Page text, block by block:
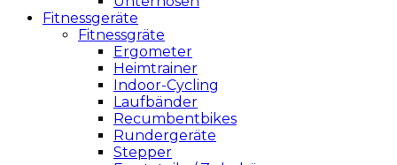
Fitnessgeräte
Fitnessgräte
Ergometer
Heimtrainer
Indoor-Cycling
Laufbänder
Recumbentbikes
Rundergeräte
Stepper